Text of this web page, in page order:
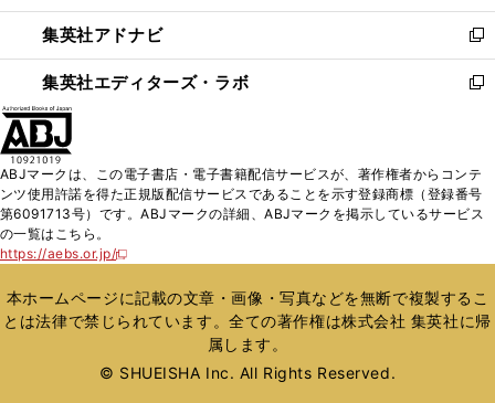
開
く
ウ
で
開
く
ン
ド
ウ
で
ウ
ィ
ン
ド
く
集英社アドナビ
新
し
い
ド
ウ
で
集英社エディターズ・ラボ
新
ィ
ン
ド
開
く
ABJマークは、この電子書店・電子書籍配信サービスが、著作権者からコンテ
ンツ使用許諾を得た正規版配信サービスであることを示す登録商標（登録番号
第6091713号）です。ABJマークの詳細、ABJマークを掲示しているサービス
の一覧はこちら。
https://aebs.or.jp/
新
い
ウ
ィ
ウ
本ホームページに記載の文章・画像・写真などを無断で複製するこ
とは法律で禁じられています。全ての著作権は株式会社 集英社に帰
属します。
© SHUEISHA Inc. All Rights Reserved.